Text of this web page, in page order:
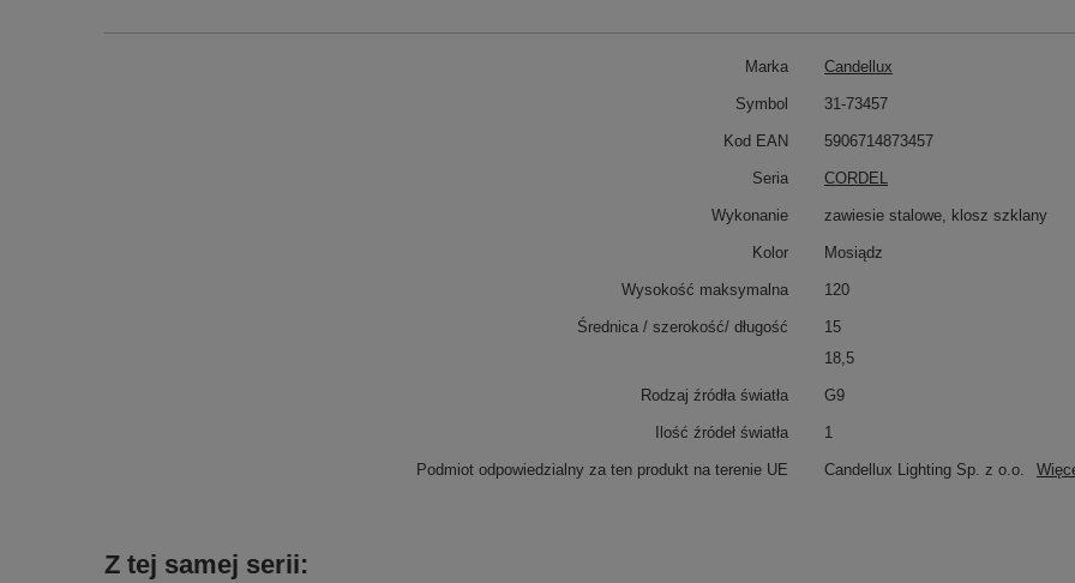
Marka Candellux
Podmiot odpowiedzialny za ten produkt na terenie UE Candellux Lighting Sp. z o.o.
Symbol 31-73457
Kod EAN 5906714873457
Seria CORDEL
Wykonanie zawiesie stalowe, klosz szklany
Kolor Mosiądz
Wysokość maksymalna 120
Średnica / szerokość/ długość
15
18,5
Rodzaj źródła światła G9
Ilość źródeł światła 1
Z tej samej serii: